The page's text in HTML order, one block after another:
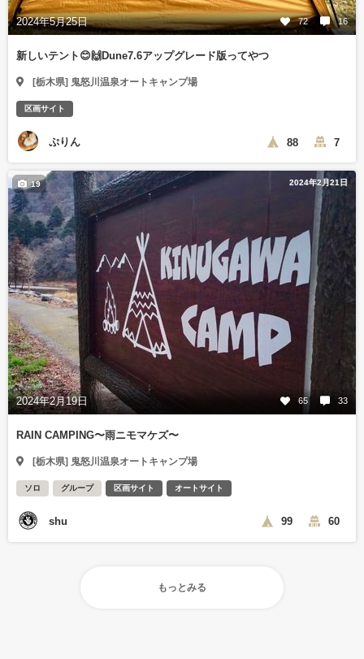
2024年5月25日 72 16
新しいテント😊🙌Dune7.6アップグレード版ってやつ
[栃木県] 鬼怒川温泉オートキャンプ場
区画サイト
ぷりん 88 7
2024年2月21日
2024年2月19日 65 33
19
RAIN CAMPING〜雨ニモマケズ〜
[栃木県] 鬼怒川温泉オートキャンプ場
ソロ グループ 区画サイト オートサイト
shu 99 60
もっとみる